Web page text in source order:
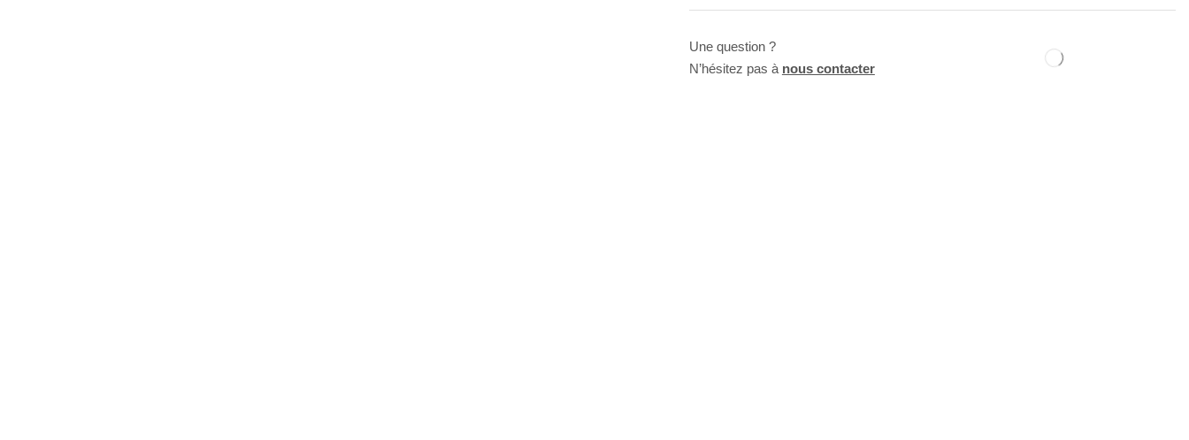
Une question ?
N’hésitez pas à nous contacter